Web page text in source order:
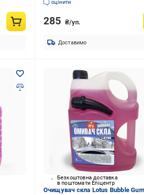
оцінити
285 ₴/уп.
Доставимо
Безкоштовна доставка
в поштомати Епіцентр
Очищувач скла Lotus Bubble Gum